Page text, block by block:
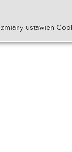
ustawień